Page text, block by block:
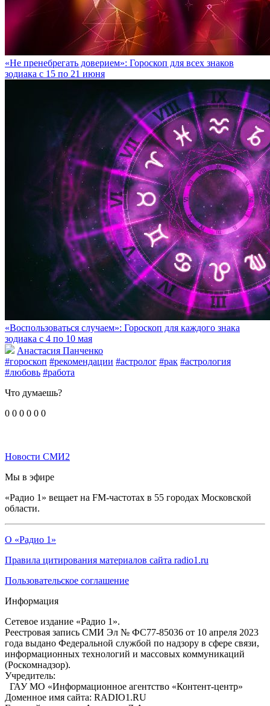
«Не пренебрегать доверием»: Гороскоп для всех знаков
зодиака с 15 по 21 июня
«Воспользоваться случаем»: Гороскоп для каждого знака
зодиака с 4 по 10 мая
Анастасия Панченко
#гороскоп #рекомендации #астролог #рак #астрология
#любовь #работа
Что думаешь?
0 0 0 0 0 0
Новости СМИ2
Мы в эфире
«Радио 1» вещает на FM-частотах в 55 городах Московской
области.
О «Радио 1»
Правила цитирования материалов сайта radio1.ru
Пользовательское соглашение
Информация
Сетевое издание «Радио 1».
Реестровая запись СМИ Эл № ФС77-85036 от 10 апреля 2023
года выдано Федеральной службой по надзору в сфере связи,
информационных технологий и массовых коммуникаций
(Роскомнадзор).
Учредитель:
ГАУ МО «Информационное агентство «Контент-центр»
Доменное имя сайта: RADIO1.RU